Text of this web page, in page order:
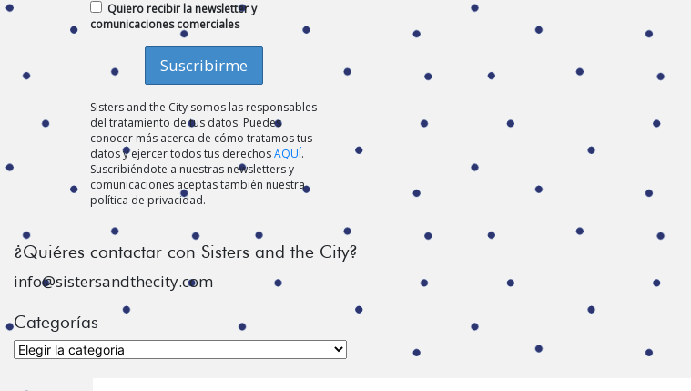
Quiero recibir la newsletter y
comunicaciones comerciales
Sisters and the City somos las responsables
del tratamiento de tus datos. Puedes
conocer más acerca de cómo tratamos tus
datos y ejercer todos tus derechosAQUÍ.
Suscribiéndote a nuestras newsletters y
comunicaciones aceptas también nuestra
política de privacidad.
¿Quiéres contactar con Sisters and the City?
info@sistersandthecity.com
Categorías
Categorías